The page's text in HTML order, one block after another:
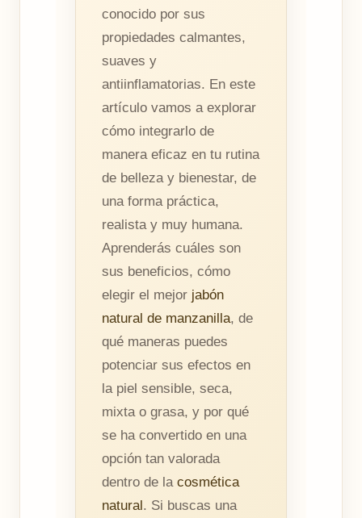
conocido por sus
propiedades calmantes,
suaves y
antiinflamatorias. En este
artículo vamos a explorar
cómo integrarlo de
manera eficaz en tu rutina
de belleza y bienestar, de
una forma práctica,
realista y muy humana.
Aprenderás cuáles son
sus beneficios, cómo
elegir el mejor jabón
natural de manzanilla, de
qué maneras puedes
potenciar sus efectos en
la piel sensible, seca,
mixta o grasa, y por qué
se ha convertido en una
opción tan valorada
dentro de la cosmética
natural . Si buscas una